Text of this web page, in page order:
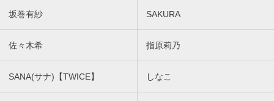
坂巻有紗 SAKURA
佐々木希 指原莉乃
SANA(サナ)【TWICE】 しなこ